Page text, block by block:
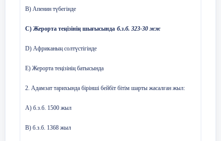
В) Апенин түбегінде
С) Жерорта теңізінің шығысында б.з.б. 323-30 жж
D) Африканың солтүстігінде
Е) Жерорта теңізінің батысында
2. Адамзат тарихында бірінші бейбіт бітім шарты жасалған жыл:
А) б.з.б. 1500 жыл
В) б.з.б. 1368 жыл